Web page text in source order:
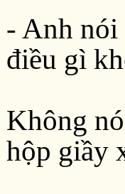
- Anh nói
điều gì
Không
hộp giầy